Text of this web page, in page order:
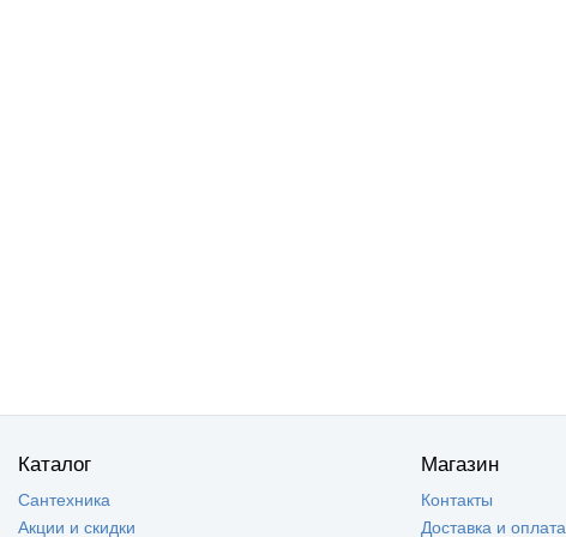
Каталог
Сантехника
Акции и скидки
Магазин
Контакты
Доставка и оплата